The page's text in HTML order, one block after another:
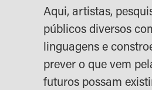
Aqui, artistas,
públicos diversos
linguagens e
prever o que vem
futuros possam